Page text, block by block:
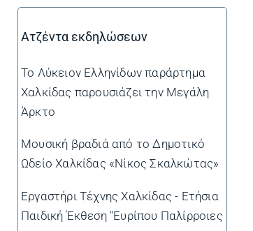
Ατζέντα εκδηλώσεων
Το Λύκειον Ελληνίδων παράρτημα
Χαλκίδας παρουσιάζει την Μεγάλη
Άρκτο
Μουσική βραδιά από το Δημοτικό
Ωδείο Χαλκίδας «Νίκος Σκαλκώτας»
Εργαστήρι Τέχνης Χαλκίδας - Ετήσια
Παιδική Έκθεση "Ευρίπου Παλίρροιες